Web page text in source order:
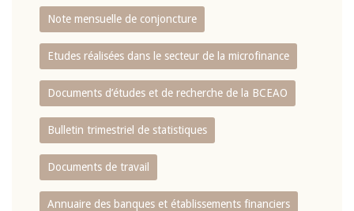
Note mensuelle de conjoncture
Etudes réalisées dans le secteur de la microfinance
Documents d’études et de recherche de la BCEAO
Bulletin trimestriel de statistiques
Documents de travail
Annuaire des banques et établissements financiers